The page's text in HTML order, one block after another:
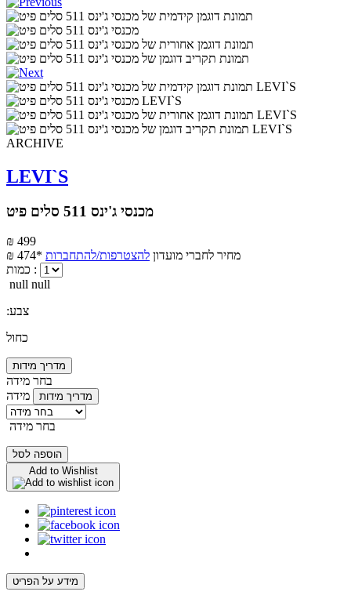
ARCHIVE
LEVI`S
מכנסי ג'ינס 511 סלים פיט
₪ 499
₪ 474*
מחיר לחברי מועדון להצטרפות/להתחברות
כמות :
null null
:צבע
כחול
מדריך מידות
בחר מידה
מידה
מדריך מידות
בחר מידה
הוספה לסל
Add to Wishlist
מידע על הפריט